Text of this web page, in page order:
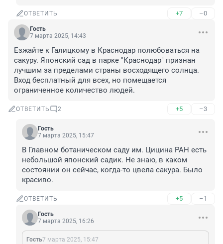
ОТВЕТИТЬ +7 –0
Гость
7 марта 2025, 14:43
Езжайте к Галицкому в Краснодар полюбоваться на
сакуру. Японский сад в парке "Краснодар" признан
лучшим за пределами страны восходящего солнца.
Вход бесплатный для всех, но помещается
ограниченное количество людей.
ОТВЕТИТЬ 2 +5 –3
Гость
7 марта 2025, 15:47
В Главном ботаническом саду им. Цицина РАН есть
небольшой японский садик. Не знаю, в каком
состоянии он сейчас, когда-то цвела сакура. Было
красиво.
ОТВЕТИТЬ +5 –1
Гость
7 марта 2025, 16:26
Гость7 марта 2025, 15:47